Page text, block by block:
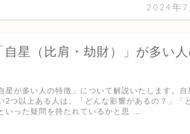
2024年7
自星（比肩・劫財）」が多い
星が多い人の特徴」について解説いたします。自
2つ以上ある人は、「どんな影響があるの？」「
いった疑問を持たれているかと思 …